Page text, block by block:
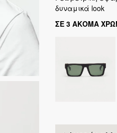
δυναμικά look
ΣΕ 3 ΑΚΟΜΑ